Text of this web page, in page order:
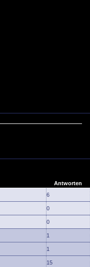
Antworten
6
0
0
1
1
15